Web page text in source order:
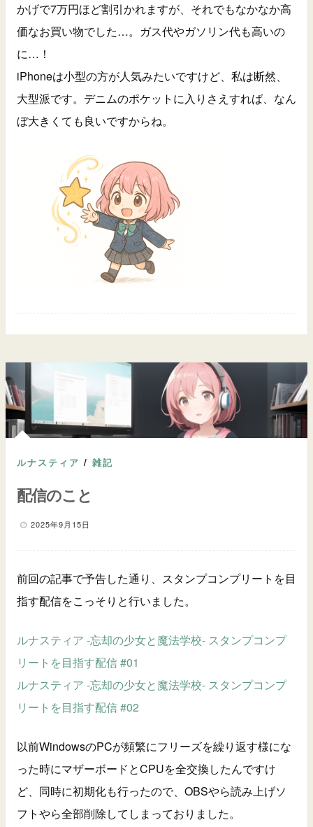
かげで7万円ほど割引かれますが、それでもなかなか高
価なお買い物でした…。ガス代やガソリン代も高いの
に…！
iPhoneは小型の方が人気みたいですけど、私は断然、
大型派です。デニムのポケットに入りさえすれば、なん
ぼ大きくても良いですからね。
ルナスティア / 雑記
配信のこと
2025年9月15日
前回の記事で予告した通り、スタンプコンプリートを目
指す配信をこっそりと行いました。
ルナスティア -忘却の少女と魔法学校- スタンプコンプ
リートを目指す配信 #01
ルナスティア -忘却の少女と魔法学校- スタンプコンプ
リートを目指す配信 #02
以前WindowsのPCが頻繁にフリーズを繰り返す様にな
った時にマザーボードとCPUを全交換したんですけ
ど、同時に初期化も行ったので、OBSやら読み上げソ
フトやら全部削除してしまっておりました。